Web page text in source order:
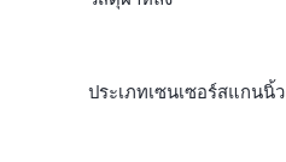
ประเภทเซนเซอร์สแกนนิ้ว